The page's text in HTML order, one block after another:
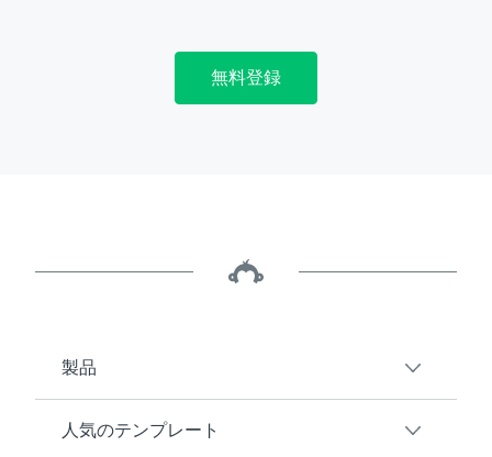
無料登録
製品
概要
人気のテンプレート